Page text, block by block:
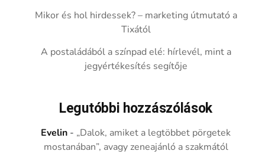
Mikor és hol hirdessek? – marketing útmutató a
Tixától
A postaládából a színpad elé: hírlevél, mint a
jegyértékesítés segítője
Legutóbbi hozzászólások
Evelin - „Dalok, amiket a legtöbbet pörgetek
mostanában”, avagy zeneajánló a szakmától